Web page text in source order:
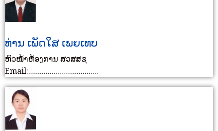
ທ່ານ ເພັດໃສ ເພຍເທບ
ຫົວໜ້າຫ້ອງການ ສວສສຊ
Email:....................................